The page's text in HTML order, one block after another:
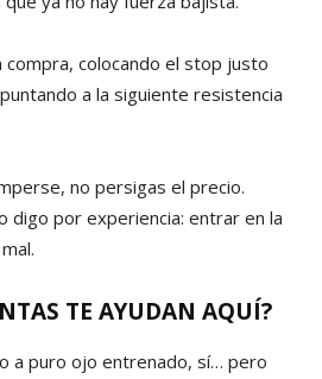
colocando el stop justo
a la siguiente resistencia
no persigas el precio.
digo por experiencia: entrar en la
TE AYUDAN AQUÍ?
a puro ojo entrenado, sí… pero